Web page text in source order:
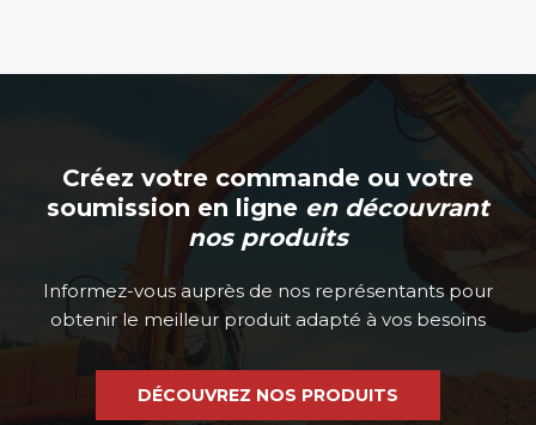
Créez votre commande ou votre
soumission en ligne en découvrant
nos produits
Informez-vous auprès de nos représentants pour
obtenir le meilleur produit adapté à vos besoins
DÉCOUVREZ NOS PRODUITS